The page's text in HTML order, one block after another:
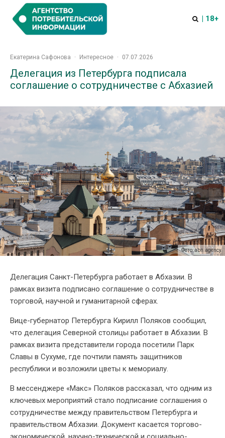
| 18+
Екатерина Сафонова · Интересное · 07.07.2026
Делегация из Петербурга подписала
соглашение о сотрудничестве с Абхазией
Фото: abn.agency
Делегация Санкт-Петербурга работает в Абхазии. В
рамках визита подписано соглашение о сотрудничестве в
торговой, научной и гуманитарной сферах.
Вице-губернатор Петербурга Кирилл Поляков сообщил,
что делегация Северной столицы работает в Абхазии. В
рамках визита представители города посетили Парк
Славы в Сухуме, где почтили память защитников
республики и возложили цветы к мемориалу.
В мессенджере «Макс» Поляков рассказал, что одним из
ключевых мероприятий стало подписание соглашения о
сотрудничестве между правительством Петербурга и
правительством Абхазии. Документ касается торгово-